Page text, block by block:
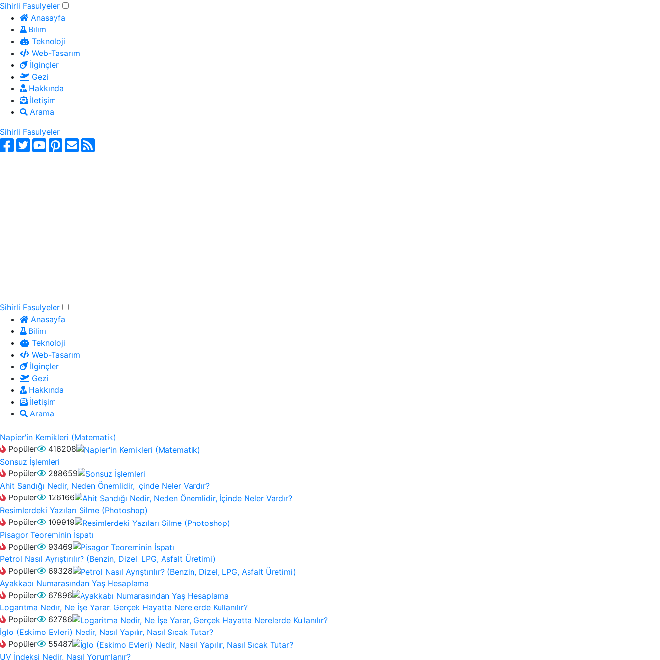
Sihirli Fasulyeler
Anasayfa
Bilim
Teknoloji
Web-Tasarım
İlginçler
Gezi
Hakkında
İletişim
Arama
Sihirli Fasulyeler
Sihirli Fasulyeler
Anasayfa
Bilim
Teknoloji
Web-Tasarım
İlginçler
Gezi
Hakkında
İletişim
Arama
Napier'in Kemikleri (Matematik)
Popüler
416208
Sonsuz İşlemleri
Popüler
288659
Ahit Sandığı Nedir, Neden Önemlidir, İçinde Neler Vardır?
Popüler
126166
Resimlerdeki Yazıları Silme (Photoshop)
Popüler
109919
Pisagor Teoreminin İspatı
Popüler
93469
Petrol Nasıl Ayrıştırılır? (Benzin, Dizel, LPG, Asfalt Üretimi)
Popüler
69328
Ayakkabı Numarasından Yaş Hesaplama
Popüler
67896
Logaritma Nedir, Ne İşe Yarar, Gerçek Hayatta Nerelerde Kullanılır?
Popüler
62786
İglo (Eskimo Evleri) Nedir, Nasıl Yapılır, Nasıl Sıcak Tutar?
Popüler
55487
UV İndeksi Nedir, Nasıl Yorumlanır?